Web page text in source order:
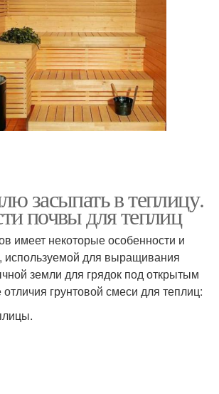
засыпать в теплицу.
почвы для теплиц
имеет некоторые особенности и
используемой для выращивания
земли для грядок под открытым
грунтовой смеси для теплиц: